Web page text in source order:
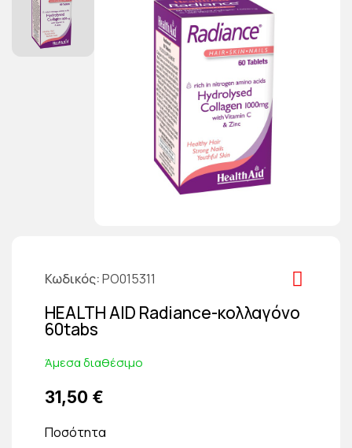
Κωδικός PO015311
HEALTH AID Radiance-κολλαγόνο
60tabs
Άμεσα διαθέσιμο
31,50 €
Ποσότητα